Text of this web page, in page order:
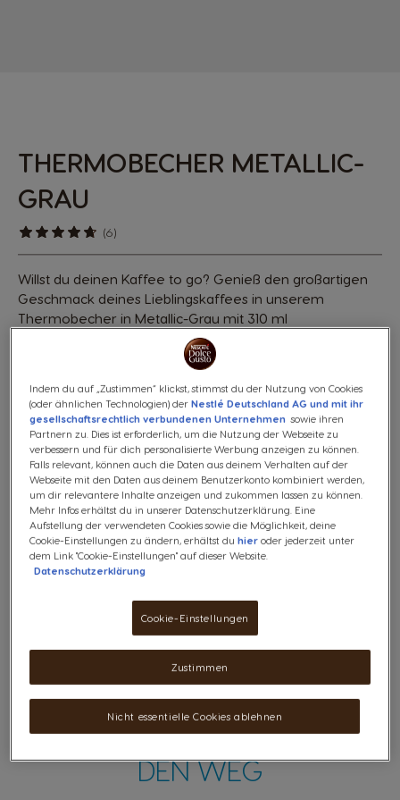
THERMOBECHER METALLIC-
GRAU
(6)
Willst du deinen Kaffee to go? Genieß den großartigen
Geschmack deines Lieblingskaffees in unserem
Thermobecher in Metallic-Grau mit 310 ml
Fassungsvermögen für unterwegs.
Preis inkl. MwSt., zzgl. Versandkosten
Kostenloser Versand ab 29€
Wunschzettel
Wunschzettel
MACH DICH AUF
DEN WEG
Indem du auf „Zustimmen“ klickst, stimmst du der Nutzung von Cookies
(oder ähnlichen Technologien) derNestlé Deutschland AG und mit ihr
gesellschaftsrechtlich verbundenen Unternehmen sowie ihren
Partnern zu. Dies ist erforderlich, um die Nutzung der Webseite zu
verbessern und für dich personalisierte Werbung anzeigen zu können.
Falls relevant, können auch die Daten aus deinem Verhalten auf der
Webseite mit den Daten aus deinem Benutzerkonto kombiniert werden,
um dir relevantere Inhalte anzeigen und zukommen lassen zu können.
Mehr Infos erhältst du in unserer Datenschutzerklärung. Eine
Aufstellung der verwendeten Cookies sowie die Möglichkeit, deine
Cookie-Einstellungen zu ändern, erhältst duhier oder jederzeit unter
dem Link "Cookie-Einstellungen" auf dieser Website.
Datenschutzerklärung
Cookie-Einstellungen
Nicht essentielle Cookies ablehnen
Zustimmen